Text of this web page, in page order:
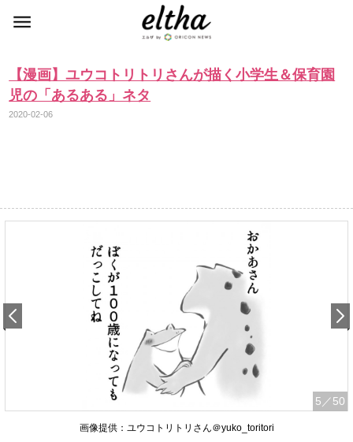
【漫画】ユウコトリトリさんが描く小学生＆保育園
児の「あるある」ネタ
2020-02-06
5 ／50
画像提供：ユウコトリトリさん＠yuko_toritori